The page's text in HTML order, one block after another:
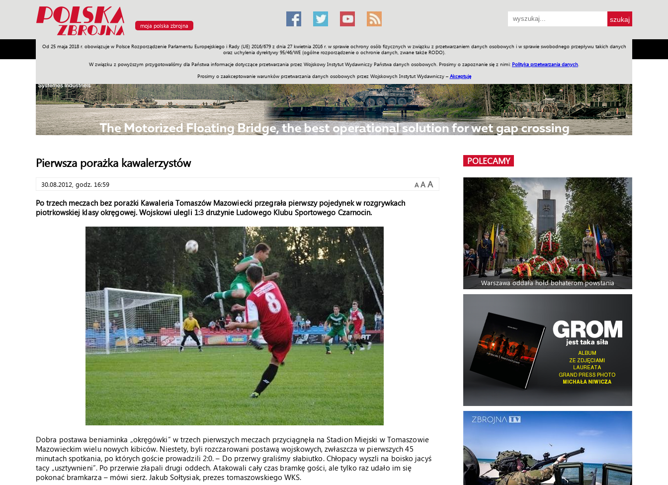
moja polska zbrojna
Od 25 maja 2018 r. obowiązuje w Polsce Rozporządzenie Parlamentu Europejskiego i Rady (UE) 2016/679 z dnia 27 kwietnia 2016 r. w sprawie ochrony osób fizycznych w związku z przetwarzaniem danych osobowych i w sprawie swobodnego przepływu takich danych
oraz uchylenia dyrektywy 95/46/WE (ogólne rozporządzenie o ochronie danych, zwane także RODO).
W związku z powyższym przygotowaliśmy dla Państwa informacje dotyczące przetwarzania przez Wojskowy Instytut Wydawniczy Państwa danych osobowych. Prosimy o zapoznanie się z nimi: Polityka przetwarzania danych
Prosimy o zaakceptowanie warunków przetwarzania danych osobowych przez Wojskowych Instytut Wydawniczy – Akceptuję
Armia Poligon Sprzęt Misje Polityka Prawo Świat Społeczność Sport Historia Galerie Wideo ENGLISH SKLEP Jednodniówki Praca w WIW
Pierwsza porażka kawalerzystów
30.08.2012, godz. 16:59 A A A
Po trzech meczach bez porażki Kawaleria Tomaszów Mazowiecki przegrała pierwszy pojedynek w rozgrywkach
piotrkowskiej klasy okręgowej. Wojskowi ulegli 1:3 drużynie Ludowego Klubu Sportowego Czarnocin.
Dobra postawa beniaminka „okręgówki” w trzech pierwszych meczach przyciągnęła na Stadion Miejski w Tomaszowie
Mazowieckim wielu nowych kibiców. Niestety, byli rozczarowani postawą wojskowych, zwłaszcza w pierwszych 45
minutach spotkania, po których goście prowadzili 2:0. – Do przerwy graliśmy słabiutko. Chłopacy wyszli na boisko jacyś
tacy „usztywnieni”. Po przerwie złapali drugi oddech. Atakowali cały czas bramkę gości, ale tylko raz udało im się
pokonać bramkarza – mówi sierż. Jakub Sołtysiak, prezes tomaszowskiego WKS.
POLECAMY
Warszawa oddała hołd bohaterom powstania